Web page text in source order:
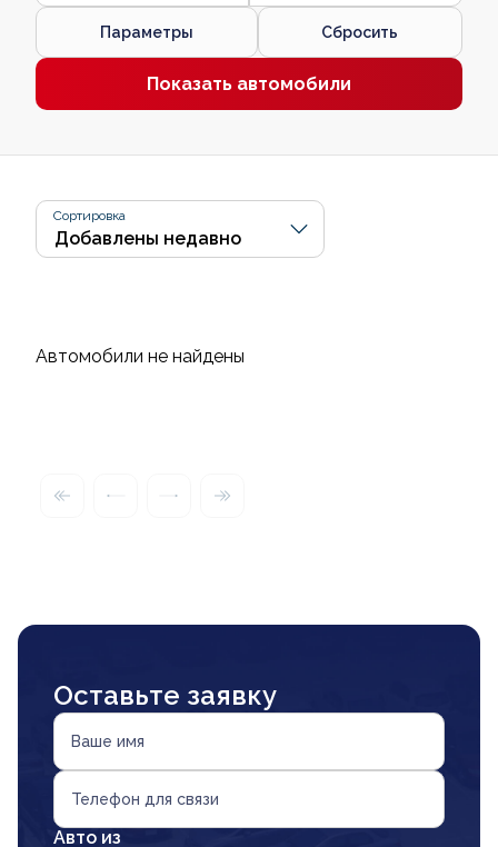
Параметры Сбросить
Показать автомобили
Сортировка
Автомобили не найдены
Оставьте заявку
Ваше имя
Телефон для связи
Авто из